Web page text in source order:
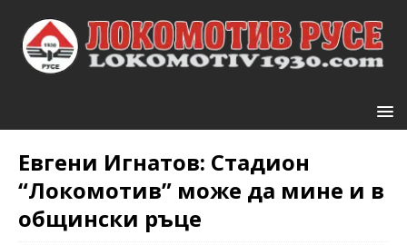
Евгени Игнатов: Стадион
“Локомотив” може да мине и в
общински ръце